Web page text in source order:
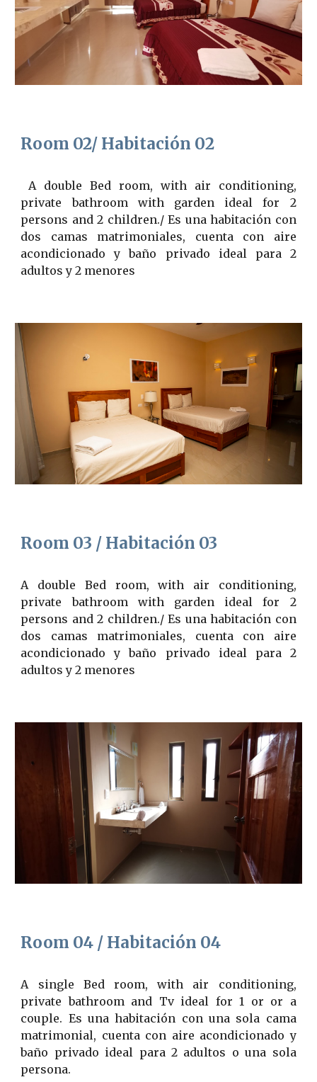
Room 02/ Habitación 02
A double Bed room, with air conditioning,
private bathroom with garden ideal for 2
persons and 2 children./ Es una habitación con
dos camas matrimoniales, cuenta con aire
acondicionado y baño privado ideal para 2
adultos y 2 menores
Room 03 / Habitación 03
A double Bed room, with air conditioning,
private bathroom with garden ideal for 2
persons and 2 children./ Es una habitación con
dos camas matrimoniales, cuenta con aire
acondicionado y baño privado ideal para 2
adultos y 2 menores
Room 04 / Habitación 04
A single Bed room, with air conditioning,
private bathroom and Tvideal for1 or or a
couple. Es una habitación con una sola cama
matrimonial, cuenta con aire acondicionado y
baño privado ideal para 2 adultos o una sola
persona.